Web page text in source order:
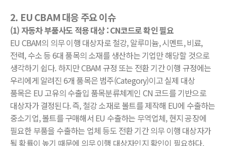
2. EU CBAM 대응 주요 이슈
(1) 자동차 부품사도 적용 대상 : CN코드로 확인 필요
EU CBAM의 의무 이행 대상자로 철강, 알루미늄, 시멘트, 비료,
전력, 수소 등 6대 품목의 소재를 생산하는 기업만 해당할 것으로
생각하기 쉽다. 하지만 CBAM 규정 또는 전환 기간 이행 규정에는
우리에게 알려진 6개 품목은 범주(Category)이고 실제 대상
품목은 EU 고유의 수출입 품목분류체계인 CN 코드를 기반으로
대상자가 결정된다. 즉, 철강 소재로 볼트를 제작해 EU에 수출하는
중소기업, 볼트를 구매해서 EU 수출하는 무역업체, 현지 공장에
필요한 부품을 수출하는 업체 등도 전환 기간 의무 이행 대상자가
될 확률이 높기 때문에 의무 이행 대상자인지 확인이 필요하다.